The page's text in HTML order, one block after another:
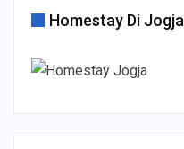
Homestay Di Jogja